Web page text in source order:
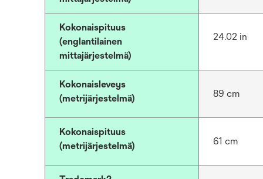
Kokonaispituus
(englantilainen
mittajärjestelmä)
24.02 in
Kokonaisleveys
(metrijärjestelmä)
89 cm
Kokonaispituus
(metrijärjestelmä)
61 cm